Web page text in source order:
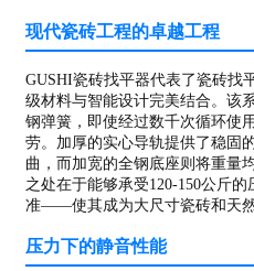
现代瓷砖工程的卓越工程
GUSHI瓷砖找平器代表了瓷砖找
级材料与智能设计完美结合。该
钢弹簧，即使经过数千次循环使
劳。加厚的实心导轨提供了稳固
曲，而加宽的全钢底座则将重量
之处在于能够承受120-150公斤
准——使其成为大尺寸瓷砖和天然
压力下的静音性能